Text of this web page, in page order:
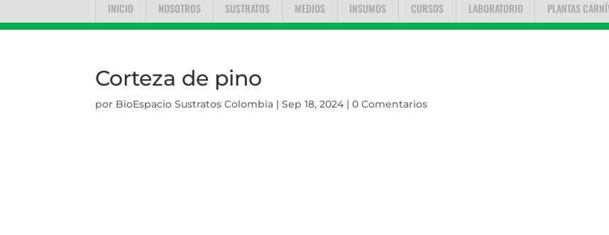
INICIO NOSOTROS SUSTRATOS MEDIOS INSUMOS CURSOS LABORATORIO PLANTAS
Corteza de pino
por BioEspacio Sustratos Colombia |Sep 18, 2024 |0 Comentarios